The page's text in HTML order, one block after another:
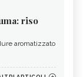
riso
aromatizzato